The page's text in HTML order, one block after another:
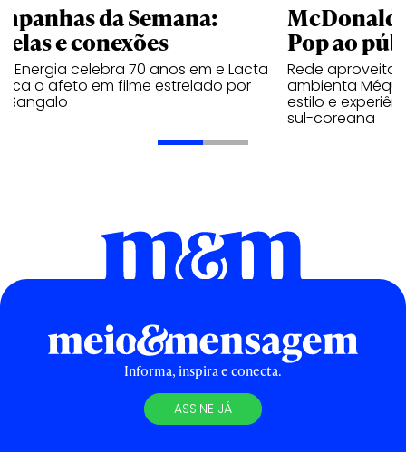
da Semana:
e conexões
Energia celebra 70 anos em e Lacta
o afeto em filme estrelado por
Sangalo
Pop ao
Rede aproveita
ambienta Méqui
estilo e
sul-coreana
Informa, inspira e conecta.
ASSINE JÁ